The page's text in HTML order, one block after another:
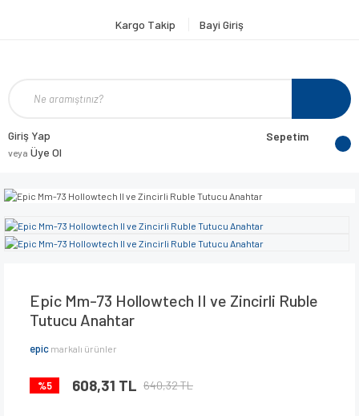
Kargo Takip Bayi Giriş
Giriş Yap
veya Üye Ol
Sepetim
Epic Mm-73 Hollowtech II ve Zincirli Ruble
Tutucu Anahtar
epic markalı ürünler
%5 608,31 TL 640,32 TL